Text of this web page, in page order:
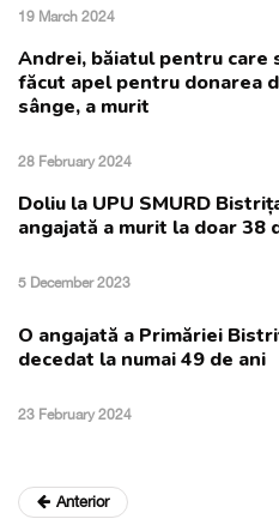
19 March 2024
Andrei, băiatul pentru care
făcut apel pentru donarea
sânge, a murit
28 February 2024
Doliu la UPU SMURD
angajată a murit la doar 38
5 December 2023
O angajată a Primăriei
decedat la numai 49 de ani
23 February 2024
Anterior